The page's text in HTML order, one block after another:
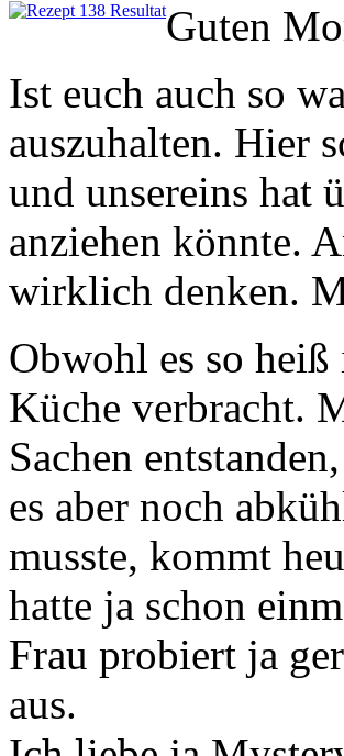
Guten
Ist euch auch so
auszuhalten. Hier
und unsereins hat
anziehen könnte.
wirklich denken.
Obwohl es so
Küche verbracht.
Sachen
es aber noch
musste, kommt
hatte ja schon
Frau probiert ja
aus.